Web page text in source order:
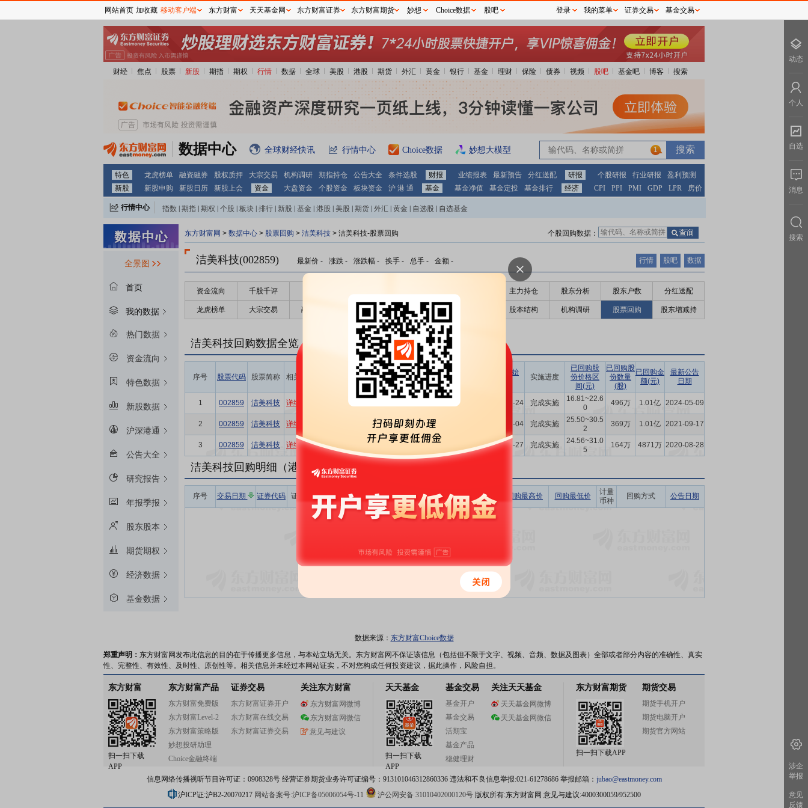
财经 焦点 股票 新股 期指 期权 行情 数据 全球 美股 港股 期货 外汇 黄金 银行 基金 理财 保险 债券 视频 股吧 基金吧 博客 搜索
数据中心 全球财经快讯 行情中心 Choice数据 妙想大模型 1
特色 龙虎榜单 融资融券 股权质押 大宗交易 机构调研 期指持仓 公告大全 条件选股 财报 业绩报表 最新预告 分红送配 研报 个股研报 行业研报
盈利预测
新股
新股申购 新股日历 新股上会 资金 大盘资金 个股资金 板块资金 沪 港 通 基金 基金净值 基金定投 基金排行 经济 CPI PPI PMI GDP LPR 房价
行情中心 指数 期指 期权 个股 板块 排行 新股 基金 港股 美股 期货 外汇 黄金 自选股 自选基金
全景图
首页
我的数据
热门数据
资金流向
特色数据
新股数据
沪深港通
公告大全
研究报告
年报季报
股东股本
期货期权
经济数据
基金数据
东方财富网 > 数据中心 > 股票回购 > 洁美科技 > 洁美科技-股票回购 个股回购数据：
洁美科技(002859) 最新价 - 涨跌 - 涨跌幅 - 换手 - 总手 - 金额 - 行情 股吧 数据
资金流向 千股千评 主力持仓 股东分析 股东户数 分红送配
龙虎榜单 大宗交易 融资融券 高管持股 股东大会 股本结构 机构调研 股票回购 股东增减持
洁美科技回购数据全览
序号 股票代码 股票简称 相关
计划回购
价格区间
计划回购
数量区间
(股)
占公告前
一日总股
本比例(%)
回购起始
实施进度
已回购股
份价格区
间(元)
已回购股
份数量
(股)
已回购金
额(元)
最新公告
日期
1 002859 洁美科技 详细 34.00
294万~588
万
~2.00亿
2024-01-24 完成实施
16.81~22.6
0
496万 1.01亿 2024-05-09
2 002859 洁美科技 详细 267万 0.65 2020-12-04 完成实施
25.50~30.5
2
369万 1.01亿 2021-09-17
3 002859 洁美科技 详细 65.36*
238万~357
0.92~1.38
~1.50亿
2019-08-27 完成实施
24.56~31.0
5
164万 4871万 2020-08-28
洁美科技回购明细（港股公告）
序号 交易日期 证券代码 证券简称 相关 收盘价 涨跌幅 回购数量 回购金额 回购最高价 回购最低价
计量
币种
回购方式 公告日期
暂无数据
数据来源： 东方财富Choice数据
郑重声明： 东方财富网发布此信息的目的在于传播更多信息，与本站立场无关。东方财富网不保证该信息（包括但不限于文字、视频、音频、数据及图表）全部或者部分内容的准确性、真实
性、完整性、有效性、及时性、原创性等。相关信息并未经过本网站证实，不对您构成任何投资建议，据此操作，风险自担。
东方财富
扫一扫下载
APP
东方财富产品
东方财富免费版
东方财富Level-2
东方财富策略版
妙想投研助理
Choice金融终端
证券交易
东方财富证券开户
东方财富在线交易
东方财富证券交易
关注东方财富
东方财富网微博
东方财富网微信
意见与建议
天天基金
扫一扫下载
APP
基金交易
基金开户
基金交易
活期宝
基金产品
稳健理财
关注天天基金
天天基金网微博
天天基金网微信
东方财富期货
扫一扫下载APP
期货交易
期货手机开户
期货电脑开户
期货官方网站
信息网络传播视听节目许可证：0908328号 经营证券期货业务许可证编号：913101046312860336 违法和不良信息举报:021-61278686 举报邮箱： jubao@eastmoney.com
沪ICP证:沪B2-20070217 网站备案号:沪ICP备05006054号-11 沪公网安备 31010402000120号版权所有:东方财富网 意见与建议:4000300059/952500
网站首页 加收藏 移动客户端 东方财富 天天基金网 东方财富证券 东方财富期货 妙想 Choice数据 股吧 登录 我的菜单 证券交易 基金交易
动态
个人
自选
消息
搜索
涉企
举报
意见
反馈